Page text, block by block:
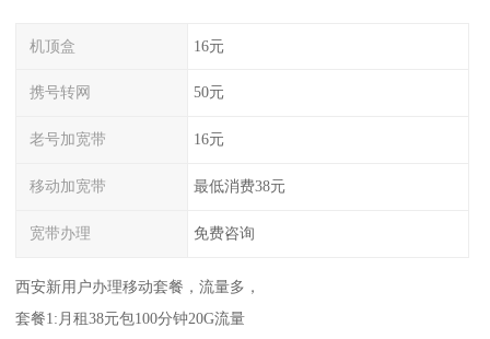
机顶盒 16元
携号转网 50元
老号加宽带 16元
移动加宽带 最低消费38元
宽带办理 免费咨询
西安新用户办理移动套餐，流量多，
套餐1:月租38元包100分钟20G流量